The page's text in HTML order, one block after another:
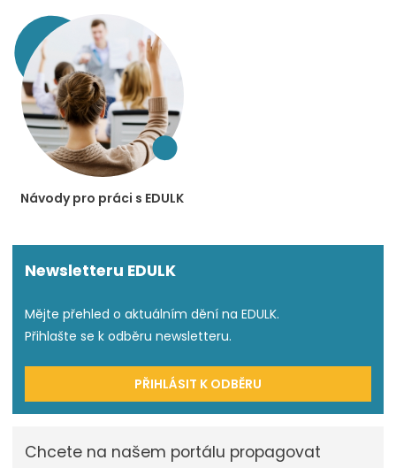
Návody pro práci s EDULK
Newsletteru EDULK
Mějte přehled o aktuálním dění na EDULK.
Přihlašte se k odběru newsletteru.
PŘIHLÁSIT K ODBĚRU
Chcete na našem portálu propagovat